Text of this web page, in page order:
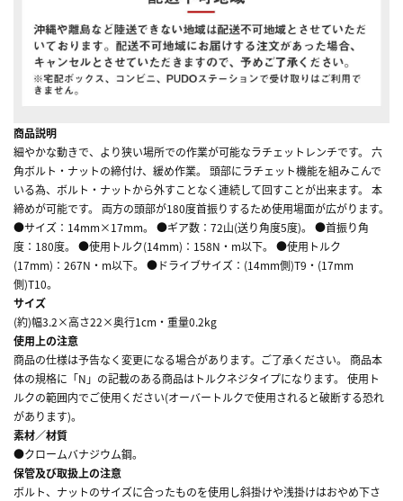
商品説明
細やかな動きで、より狭い場所での作業が可能なラチェットレンチです。 六
角ボルト・ナットの締付け、緩め作業。 頭部にラチェット機能を組みこんで
いる為、ボルト・ナットから外すことなく連続して回すことが出来ます。 本
締めが可能です。 両方の頭部が180度首振りするため使用場面が広がります。
●サイズ：14mm×17mm。 ●ギア数：72山(送り角度5度)。 ●首振り角
度：180度。 ●使用トルク(14mm)：158N・m以下。 ●使用トルク
(17mm)：267N・m以下。 ●ドライブサイズ：(14mm側)T9・(17mm
側)T10。
サイズ
(約)幅3.2×高さ22×奥行1cm・重量0.2kg
使用上の注意
商品の仕様は予告なく変更になる場合があります。ご了承ください。 商品本
体の規格に「N」の記載のある商品はトルクネジタイプになります。 使用ト
ルクの範囲内でご使用ください(オーバートルクで使用されると破断する恐れ
があります)。
素材／材質
●クロームバナジウム鋼。
保管及び取扱上の注意
ボルト、ナットのサイズに合ったものを使用し斜掛けや浅掛けはおやめ下さ